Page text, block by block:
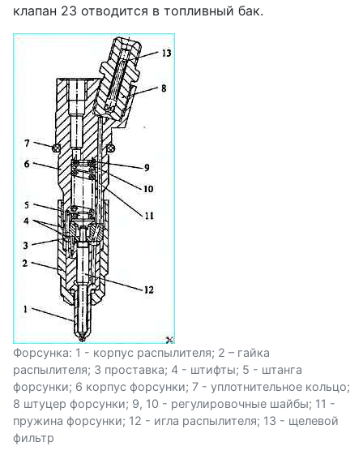
клапан 23 отводится в топливный бак.
Форсунка: 1 - корпус распылителя; 2 – гайка
распылителя; 3 проставка; 4 - штифты; 5 - штанга
форсунки; 6 корпус форсунки; 7 - уплотнительное кольцо;
8 штуцер форсунки; 9, 10 - регулировочные шайбы; 11 -
пружина форсунки; 12 - игла распылителя; 13 - щелевой
фильтр